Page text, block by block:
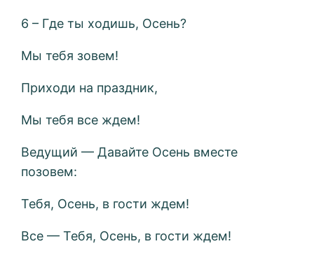
6 – Где ты ходишь, Осень?
Мы тебя зовем!
Приходи на праздник,
Мы тебя все ждем!
Ведущий — Давайте Осень вместе
позовем:
Тебя, Осень, в гости ждем!
Все — Тебя, Осень, в гости ждем!